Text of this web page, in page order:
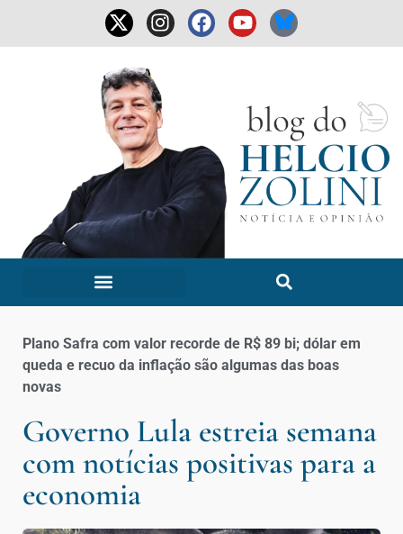
Plano Safra com valor recorde de R$ 89 bi; dólar em
queda e recuo da inflação são algumas das boas
novas
Governo Lula estreia semana
com notícias positivas para a
economia